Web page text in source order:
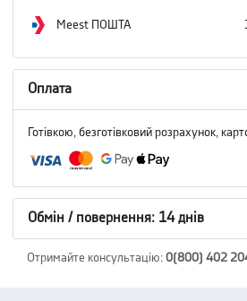
Meest ПОШТА
Оплата
Готівкою, безготівковий розрахунок,
Обмін / повернення: 14 днів
Отримайте консультацію: 0(800) 402